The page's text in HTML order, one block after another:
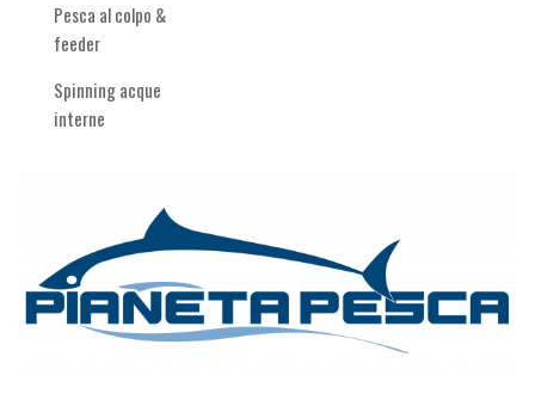
Pesca al colpo &
feeder
Spinning acque
interne